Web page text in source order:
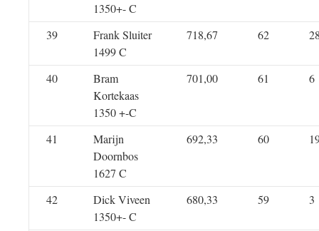
1350+- C
39
Frank Sluiter
1499 C
718,67 62
40
Bram
Kortekaas
1350 +-C
701,00 61 6
41
Marijn
Doornbos
1627 C
692,33 60
42
Dick Viveen
1350+- C
680,33 59 3